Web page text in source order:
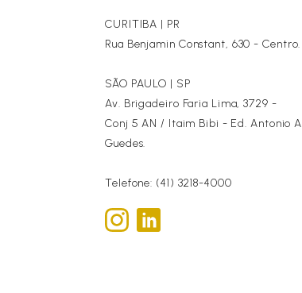
CURITIBA | PR
Rua Benjamin Constant, 630 - Centro.
SÃO PAULO | SP
Av. Brigadeiro Faria Lima, 3729 -
Conj 5 AN / Itaim Bibi - Ed. Antonio A
Guedes.
Telefone: (41) 3218-4000